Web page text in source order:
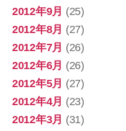
2012年9月 (25)
2012年8月 (27)
2012年7月 (26)
2012年6月 (26)
2012年5月 (27)
2012年4月 (23)
2012年3月 (31)